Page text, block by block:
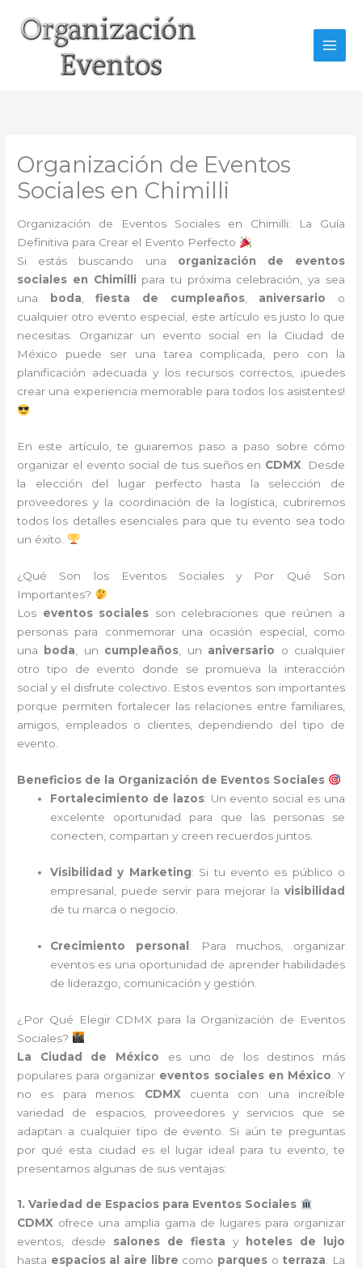
contenido
Organización de Eventos
Sociales en Chimilli
Organización de Eventos Sociales en Chimilli: La Guía
Definitiva para Crear el Evento Perfecto
Si estás buscando una organización de eventos
sociales en Chimilli para tu próxima celebración, ya sea
una
boda,fiesta de cumpleaños, aniversario o
cualquier otro evento especial, este artículo es justo lo que
necesitas. Organizar un evento social en la Ciudad de
México puede ser una tarea complicada, pero con la
planificación adecuada y los recursos correctos, ¡puedes
crear una experiencia memorable para todos los asistentes!
En este artículo, te guiaremos paso a paso sobre cómo
organizar el evento social de tus sueños en CDMX . Desde
la elección del lugar perfecto hasta la selección de
proveedores y la coordinación de la logística, cubriremos
todos los detalles esenciales para que tu evento sea todo
un éxito.
¿Qué Son los Eventos Sociales y Por Qué Son
Importantes?
Los eventos sociales son celebraciones que reúnen a
personas para conmemorar una ocasión especial, como
una
boda , un cumpleaños , un aniversario o cualquier
otro tipo de evento donde se promueva la interacción
social y el disfrute colectivo. Estos eventos son importantes
porque permiten fortalecer las relaciones entre familiares,
amigos, empleados o clientes, dependiendo del tipo de
evento.
Beneficios de la Organización de Eventos Sociales
Fortalecimiento de lazos: Un evento social es una
excelente oportunidad para que las personas se
conecten, compartan y creen recuerdos juntos.
Visibilidad y Marketing: Si tu evento es público o
empresarial, puede servir para mejorar la visibilidad
de tu marca o negocio.
Crecimiento personal : Para muchos, organizar
eventos es una oportunidad de aprender habilidades
de liderazgo, comunicación y gestión.
¿Por Qué Elegir CDMX para la Organización de Eventos
Sociales?
La Ciudad de México es uno de los destinos más
populares para organizar eventos sociales en México . Y
no es para menos: CDMX cuenta con una increíble
variedad de espacios, proveedores y servicios que se
adaptan a cualquier tipo de evento. Si aún te preguntas
por qué esta ciudad es el lugar ideal para tu evento, te
presentamos algunas de sus ventajas:
1. Variedad de Espacios para Eventos Sociales
CDMX ofrece una amplia gama de lugares para organizar
eventos, desde salones de fiesta y
hoteles de lujo
hasta espacios al aire libre como parqueso terraza. La